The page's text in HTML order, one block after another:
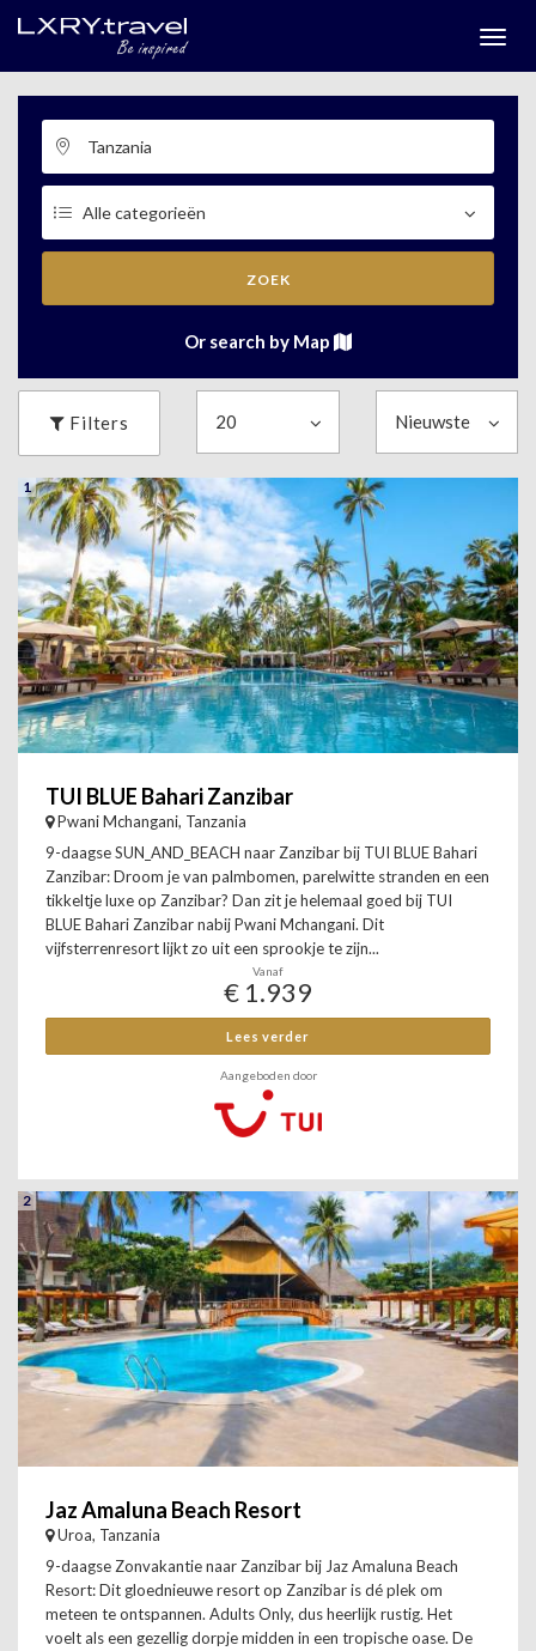
ZOEK
Or search by Map
Filters
1
TUI BLUE Bahari Zanzibar
Pwani Mchangani, Tanzania
9-daagse SUN_AND_BEACH naar Zanzibar bij TUI BLUE Bahari
Zanzibar: Droom je van palmbomen, parelwitte stranden en een
tikkeltje luxe op Zanzibar? Dan zit je helemaal goed bij TUI
BLUE Bahari Zanzibar nabij Pwani Mchangani. Dit
vijfsterrenresort lijkt zo uit een sprookje te zijn...
Vanaf
€ 1.939
Lees verder
Aangeboden door
2
Jaz Amaluna Beach Resort
Uroa, Tanzania
9-daagse Zonvakantie naar Zanzibar bij Jaz Amaluna Beach
Resort: Dit gloednieuwe resort op Zanzibar is dé plek om
meteen te ontspannen. Adults Only, dus heerlijk rustig. Het
voelt als een gezellig dorpje midden in een tropische oase. De